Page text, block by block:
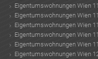
Eigentumswohnungen Wien
Eigentumswohnungen Wien
Eigentumswohnungen Wien
Eigentumswohnungen Wien
Eigentumswohnungen Wien
Eigentumswohnungen Wien